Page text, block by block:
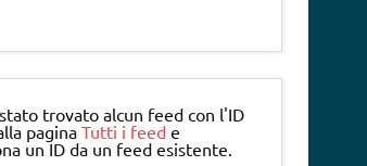
trovato alcun feed con l'ID
paginaTutti i feed e
un ID da un feed esistente.